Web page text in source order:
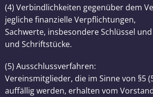
(4) Verbindlichkeiten gegenüber dem
jegliche finanzielle Verpflichtungen,
Sachwerte, insbesondere Schlüssel
und Schriftstücke.
(5) Ausschlussverfahren:
Vereinsmitglieder, die im Sinne von §5
auffällig werden, erhalten vom